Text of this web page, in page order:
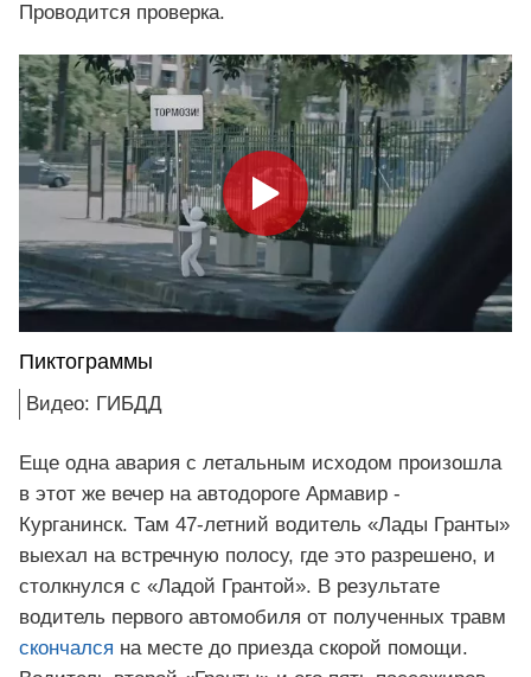
Проводится проверка.
Пиктограммы
Видео: ГИБДД
Еще одна авария с летальным исходом произошла
в этот же вечер на автодороге Армавир -
Курганинск. Там 47-летний водитель «Лады Гранты»
выехал на встречную полосу, где это разрешено, и
столкнулся с «Ладой Грантой». В результате
водитель первого автомобиля от полученных травм
скончался на месте до приезда скорой помощи.